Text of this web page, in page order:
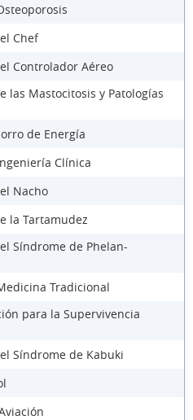
Chef
Controlador Aéreo
las Mastocitosis y Patologías
de Energía
Clínica
Nacho
la Tartamudez
Síndrome de Phelan-
Tradicional
para la Supervivencia
Síndrome de Kabuki